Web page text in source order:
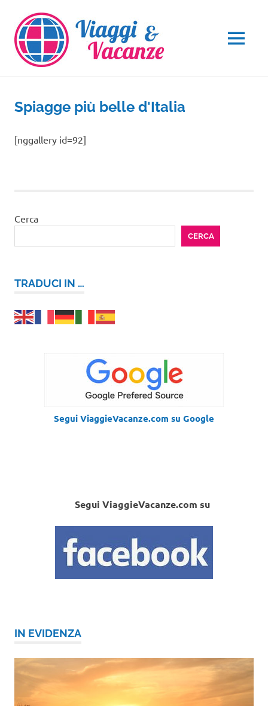
contenuto
MENU
Spiagge più belle d'Italia
[nggallery id=92]
Cerca
CERCA
TRADUCI IN …
Segui ViaggieVacanze.com su Google
Segui ViaggieVacanze.com su
IN EVIDENZA